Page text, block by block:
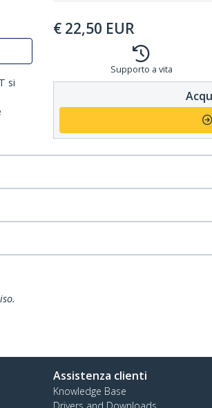
si
€ 22,50 EUR
Supporto a vita
Assistenza clienti
Knowledge Base